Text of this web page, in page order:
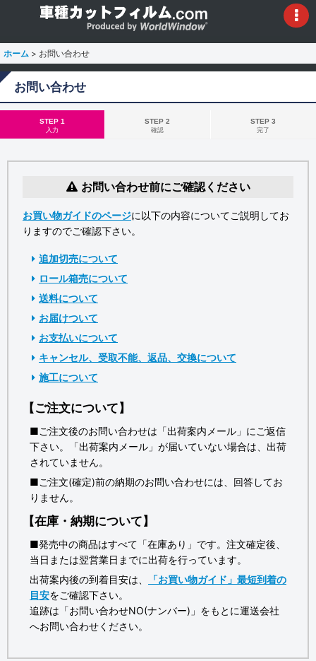
ホーム > お問い合わせ
お問い合わせ
STEP 1
入力
STEP 2
確認
STEP 3
完了
お問い合わせ前にご確認ください
お買い物ガイドのページに以下の内容についてご説明してお
りますのでご確認下さい。
追加切売について
ロール箱売について
送料について
お届けついて
お支払いについて
キャンセル、受取不能、返品、交換について
施工について
【ご注文について】
■ご注文後のお問い合わせは「出荷案内メール」にご返信
下さい。「出荷案内メール」が届いていない場合は、出荷
されていません。
■ご注文(確定)前の納期のお問い合わせには、回答してお
りません。
【在庫・納期について】
■発売中の商品はすべて「在庫あり」です。注文確定後、
当日または翌営業日までに出荷を行っています。
出荷案内後の到着目安は、
「お買い物ガイド」最短到着の
目安をご確認下さい。
追跡は「お問い合わせNO(ナンバー)」をもとに運送会社
へお問い合わせください。